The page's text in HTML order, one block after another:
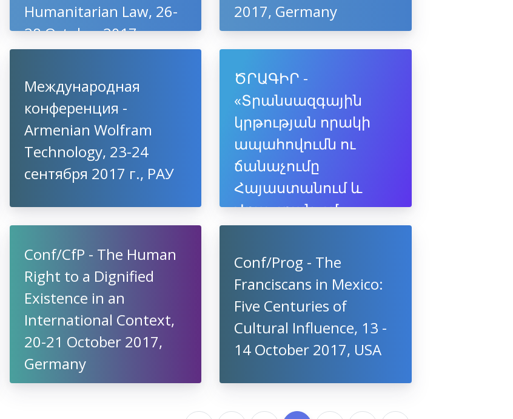
Humanitarian Law, 26-
28 October 2017,
Yerevan, Armenia
2017, Germany
Международная
конференция -
Armenian Wolfram
Technology, 23-24
сентября 2017 г., РАУ
ԾՐԱԳԻՐ -
«Տրանսազգային
կրթության որակի
ապահովումն ու
ճանաչումը
Հայաստանում և
Վրաստանում»
տեղեկատվական
համաժողով, 26-27
սեպտեմբեր 2017 թ.,
Երևան
Conf/CfP - The Human
Right to a Dignified
Existence in an
International Context,
20-21 October 2017,
Germany
Conf/Prog - The
Franciscans in Mexico:
Five Centuries of
Cultural Influence, 13 -
14 October 2017, USA